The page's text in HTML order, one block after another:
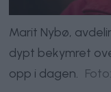
Marit Nybø,
dypt bekymret
opp i dagen.